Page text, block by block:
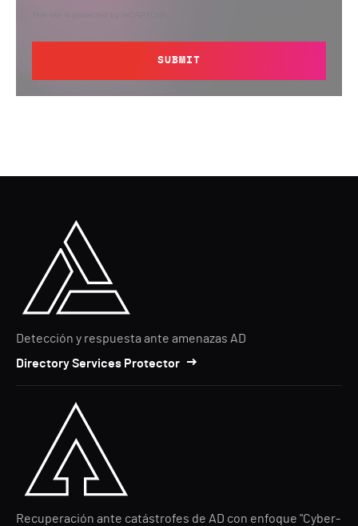
This site is protected by reCAPTCHA.
SUBMIT
Detección y respuesta ante amenazas AD
Directory Services Protector
Recuperación ante catástrofes de AD con enfoque "Cyber-